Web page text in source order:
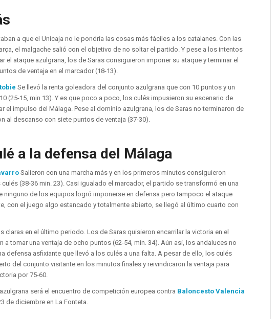
a que el Unicaja no le pondría las cosas más fáciles a los catalanes. Con las
el malgache salió con el objetivo de no soltar el partido. Y pese a los intentos
el ataque azulgrana, los de Saras consiguieron imponer su ataque y terminar el
de ventaja en el marcador (18-13).
Se llevó la renta goleadora del conjunto azulgrana que con 10 puntos y un
(25-15, min 13). Y es que poco a poco, los culés impusieron su escenario de
el impulso del Málaga. Pese al dominio azulgrana, los de Saras no terminaron de
al descanso con siete puntos de ventaja (37-30).
a la defensa del Málaga
Salieron con una marcha más y en los primeros minutos consiguieron
(38-36 min. 23). Casi igualado el marcador, el partido se transformó en una
ninguno de los equipos logró imponerse en defensa pero tampoco el ataque
con el juego algo estancado y totalmente abierto, se llegó al último cuarto con
claras en el último periodo. Los de Saras quisieron encarrilar la victoria en el
a tomar una ventaja de ocho puntos (62-54, min. 34). Aún así, los andaluces no
defensa asfixiante que llevó a los culés a una falta. A pesar de ello, los culés
del conjunto visitante en los minutos finales y reivindicaron la ventaja para
por 75-60.
será el encuentro de competición europea contra Baloncesto Valencia
de diciembre en La Fonteta.